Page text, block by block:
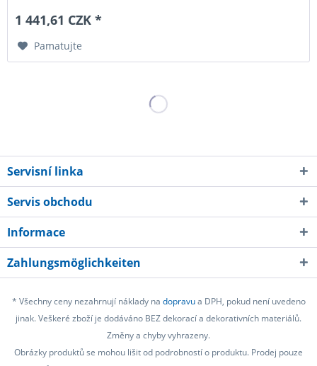
1 441,61 CZK *
Pamatujte
Servisní linka
Servis obchodu
Informace
Zahlungsmöglichkeiten
* Všechny ceny nezahrnují náklady na dopravua DPH, pokud není uvedeno
jinak. Veškeré zboží je dodáváno BEZ dekorací a dekorativních materiálů.
Změny a chyby vyhrazeny.
Obrázky produktů se mohou lišit od podrobností o produktu. Prodej pouze